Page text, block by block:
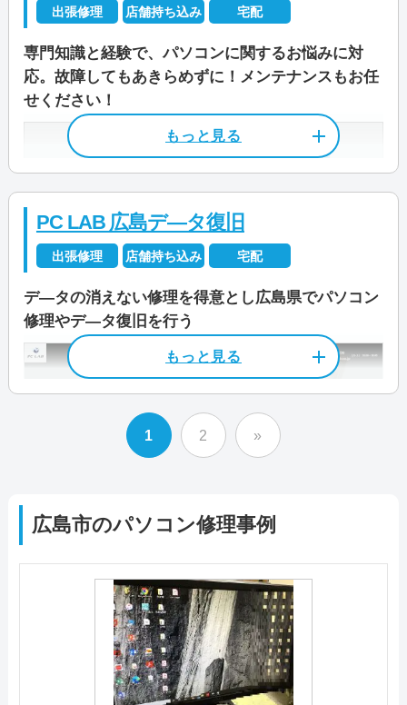
この業者の特徴
ＰＣホスピタル（旧：ドクター・ホームネット）
は全国各地に拠点があり、パソコンの修理・設
定・サポートを行っている会社です 。
土日祝を含む年中無休で対応可能なため、お仕事
で平日は時間が取れない方でも依頼しやすいでし
出張修理にも対応しています。
すべてのメーカーのパソコン修理が可能で、自作
PCやMacの修理にも対応しています。パソコン
以外にも、タブレット、スマートフォン、デジタ
ル家電、ホームネットワークの設定など、あらゆ
るお困りごとを解決します。
広島市内にある「広島店」は持ち込み修理に対応
しており店舗にお持ちいただいたパソコンをその
支払いは現金以外にクレジットカードやQRコー
ジではサポートメニューや料金表が見れますので
参考にしてみてください。
料金・メニューを見る
知県/大阪府/京都府/兵庫県/広島県/福岡県
この業者の特徴
パソコン修理24はパソコントラブルの修理か
ら、 パソコン初心者やパソコンに 詳しくない方
へのサポートなど、 パソコンライフのすべての
ことを相談できる業者です。 Windowsはもちろ
ん、Macの修理も対応しています。 広島市内に
は持ち込み修理が可能な店舗が2箇所あり、「広
島駅前店」と「広島紙屋町店」でお近くの店舗を
ご利用いただけます。 「広島駅前店」は訪問修
理にも対応しているので、状況に合わせてサポー
診断＆特急作業等スピードコースのご用意もあり
ます。 出張費は店舗からの距離によって変わる
すめです。詳しくはホームページでご確認くださ
料金・メニューを見る
公式サイトを見る
電話相談・お問い合わせ
0120-835-124
特徴
カード決済 モバイル決済
法人対応可
データ保護
即日対応可
パソコン処分
パソコン販売
駆けつけ修理対応エリア
安芸区/安佐南区/安佐北区/佐伯区/西区/中区/東
区/南区
この業者の特徴
理」のほか、修理スタッフがご希望の場所へ訪問
コンを郵送して待つだけで修理ができる「宅配修
理」があります。出張修理は全国に対応してお
り、最短即日で対応可能です。 広島市にある
「広島店」は9:00～18:00で営業しており、持ち
込み修理が可能な店舗です。出張料金がかからな
料金・メニュー を見る
公式サイトを見る
0570-066-620
特徴
カード決済 モバイル決済
法人対応可
データ保護
即日対応可
パソコン処分
パソコン販売
駆けつけ修理対応エリア
この業者の特徴
パソコン工房GOODWILLは日本全国に店舗を構
え、年中無休で対応しています。 広島市は西区
に店舗があり、直接店頭へ持ち込む持込修理のほ
か、出張修理や宅配修理も行っています。 土日
祝日も対応してもらえるので、平日なかなか時間
料金 作業料金3,300円～
料金・メニューを見る
公式サイトを見る
電話相談・お問い合わせ
082-245-5833
特徴
モバイル決済
即日対応可
全メーカー対応
料金・メニューを見る
公式サイトを見る
店舗住所
広島県広島市中区大手町3-1-7
広島電鉄「中電前駅」から北へ徒歩0
営業時間 10:00～19:00
資格/免許 パソコン整備士
料金
作業料金2,200円～
料金・メニュー を見る
082-546-9939
出張修理 店舗持ち込み 宅配
専門知識と経験で、パソコンに関するお悩みに対
応。故障してもあきらめずに！メンテナンスもお任
せください！
店舗住所
〒 730-0052
広島市中区千田町 2丁目 9 番 1 号
9 :30～18:00
料金 基本出張費3,300円～
料金・メニューを見る
公式サイトを見る
電話相談・お問い合わせ
PC LAB 広島デ―タ復旧
出張修理 店舗持ち込み 宅配
デ―タの消えない修理を得意とし広島県でパソコン
修理やデ―タ復旧を行う
店舗住所
〒 730-0052
広島県広島市中区千田町2-9-1
10:00～18:00
日曜
1 2 »
広島市のパソコン修理事例